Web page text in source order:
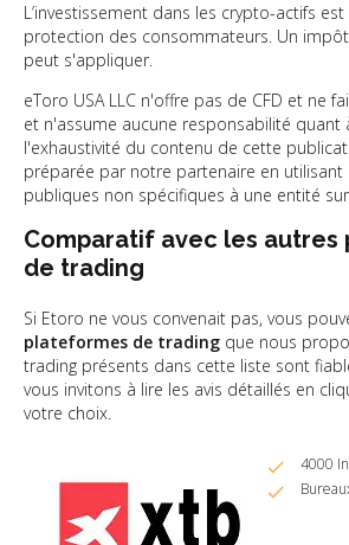
L’investissement dans les crypto-actifs
protection des consommateurs. Un
peut s'appliquer.
eToro USA LLC n'offre pas de CFD et ne
et n'assume aucune responsabilité quant
l'exhaustivité du contenu de cette
préparée par notre partenaire en
publiques non spécifiques à une entité
Comparatif avec les
de trading
Si Etoro ne vous convenait pas, vous
plateformes de trading que nous
trading présents dans cette liste sont
vous invitons à lire les avis détaillés en
votre choix.
4000